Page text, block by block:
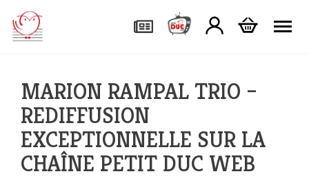
MARION RAMPAL TRIO –
REDIFFUSION
EXCEPTIONNELLE SUR LA
CHAÎNE PETIT DUC WEB